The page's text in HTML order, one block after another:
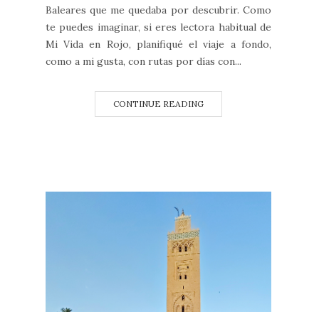
Baleares que me quedaba por descubrir. Como
te puedes imaginar, si eres lectora habitual de
Mi Vida en Rojo, planifiqué el viaje a fondo,
como a mi gusta, con rutas por días con...
CONTINUE READING